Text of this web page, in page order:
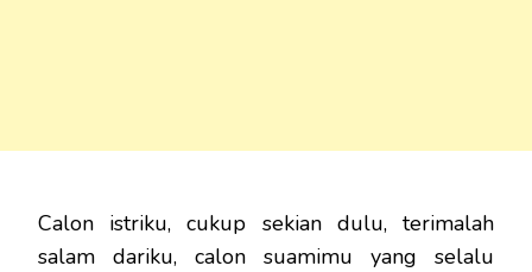
Calon istriku, cukup sekian dulu, terimalah
salam dariku, calon suamimu yang selalu